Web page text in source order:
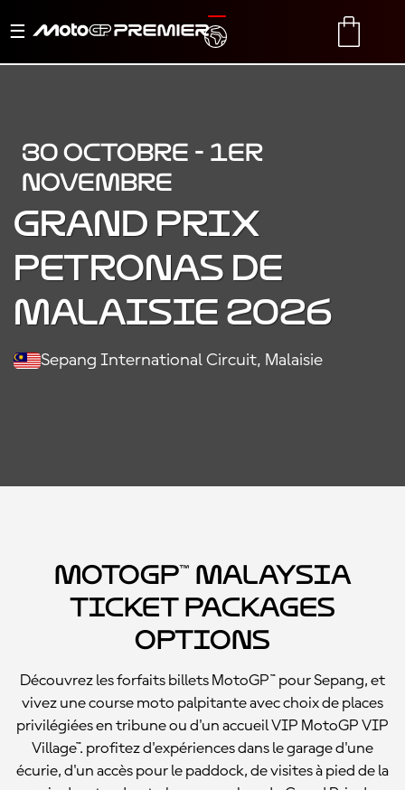
Basculer
navigation
TRANSLATE
30 OCTOBRE - 1ER
NOVEMBRE
GRAND PRIX
PETRONAS DE
MALAISIE 2026
Sepang International Circuit, Malaisie
MotoGP™ Malaysia
Ticket Packages
Options
Découvrez les forfaits billets MotoGP™ pour Sepang, et
vivez une course moto palpitante avec choix de places
privilégiées en tribune ou d'un accueil VIP MotoGP VIP
Village™. profitez d'expériences dans le garage d'une
écurie, d'un accès pour le paddock, de visites à pied de la